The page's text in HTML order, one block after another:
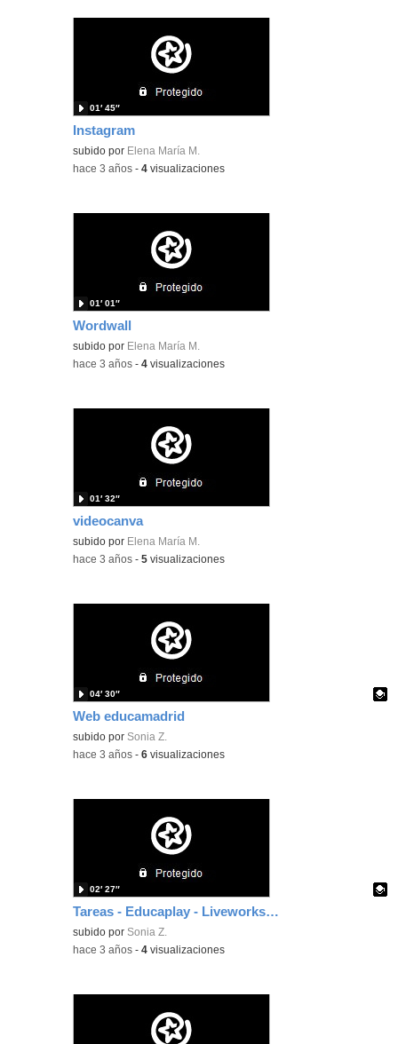
Instagram
subido por Elena María M.
01′ 45″
-hace 3 años -4 visualizaciones
Wordwall
subido por Elena María M.
01′ 01″
-hace 3 años -4 visualizaciones
videocanva
subido por Elena María M.
01′ 32″
-hace 3 años -5 visualizaciones
Web educamadrid
Contenido educativo.
subido por Sonia Z.
04′ 30″
-hace 3 años -6 visualizaciones
Tareas - Educaplay - Liveworksheets
Contenido educativo.
subido por Sonia Z.
02′ 27″
-hace 3 años -4 visualizaciones